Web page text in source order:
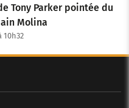
Tony Parker pointée du
Molina
10h32